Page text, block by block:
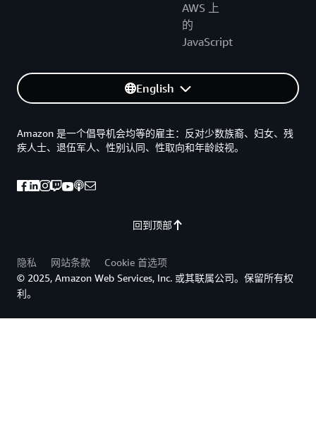
AWS 上
的
JavaScript
English
回到顶部
Amazon 是一个倡导机会均等的雇主：反对少数族裔、妇女、残
疾人士、退伍军人、性别认同、性取向和年龄歧视。
隐私 网站条款
Cookie 首选项
© 2025, Amazon Web Services, Inc. 或其联属公司。保留所有权
利。